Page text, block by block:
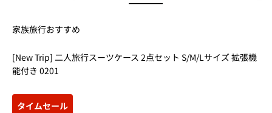
家族旅行おすすめ
[New Trip] 二人旅行スーツケース 2点セット S/M/Lサイズ 拡張機
能付き 0201
タイムセール